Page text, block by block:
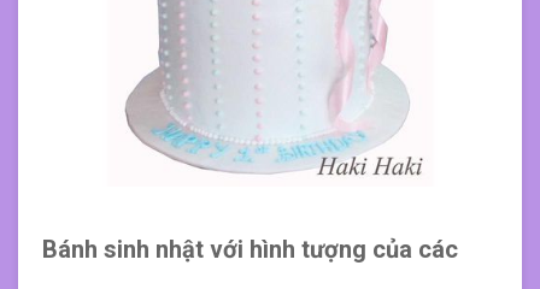
Bánh sinh nhật với hình tượng của các